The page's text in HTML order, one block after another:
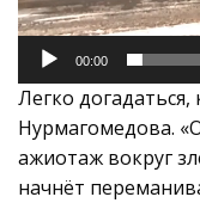
00:00
Легко
Нурмагомедова.
ажиотаж вокруг
начнёт